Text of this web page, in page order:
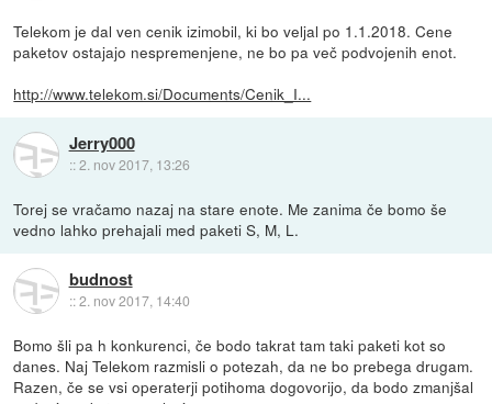
Telekom je dal ven cenik izimobil, ki bo veljal po 1.1.2018. Cene
paketov ostajajo nespremenjene, ne bo pa več podvojenih enot.
http://www.telekom.si/Documents/Cenik_I...
Jerry000
::2. nov 2017, 13:26
Torej se vračamo nazaj na stare enote. Me zanima če bomo še
vedno lahko prehajali med paketi S, M, L.
budnost
::2. nov 2017, 14:40
Bomo šli pa h konkurenci, če bodo takrat tam taki paketi kot so
danes. Naj Telekom razmisli o potezah, da ne bo prebega drugam.
Razen, če se vsi operaterji potihoma dogovorijo, da bodo zmanjšal